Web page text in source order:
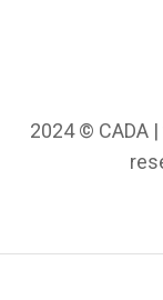
2024 © CADA